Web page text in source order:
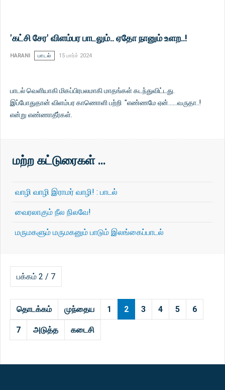
'கட்சி சேர' விளம்பர பாடலும்.. ஏதோ நானும் உளற..!
HARANI பாடல் 15 மார்ச் 2024
பாடல் வெளியாகி மிகப்பிரபலமாகி மாதங்கள் கடந்துவிட்டது.
இப்போதுதான் விளம்பர காணொளி பற்றி "எண்ணமே ஏன்......வருதா..!
என்று எண்ணாதீர்கள்.
மற்ற கட்டுரைகள் …
வாழி வாழி இராமர் வாழி! : பாடல்
வைரலாகும் நீல நிலவே!
மருமகளும் மருமகனும் பாடும் இலங்கைப்பாடல்
பக்கம் 2 / 7
தொடக்கம் முந்தைய 1 2 3 4 5 6
7 அடுத்த கடைசி